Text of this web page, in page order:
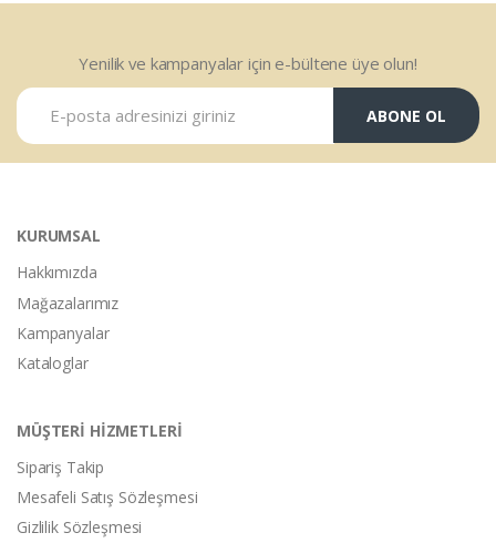
Yenilik ve kampanyalar için e-bültene üye olun!
ABONE OL
KURUMSAL
Hakkımızda
Mağazalarımız
Kampanyalar
Kataloglar
MÜŞTERİ HİZMETLERİ
Sipariş Takip
Mesafeli Satış Sözleşmesi
Gizlilik Sözleşmesi